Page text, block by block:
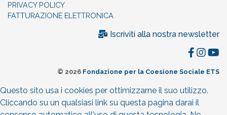
PRIVACY POLICY
FATTURAZIONE ELETTRONICA
Iscriviti alla nostra newsletter
© 2026 Fondazione per la Coesione Sociale ETS
Questo sito usa i cookies per ottimizzarne il suo utilizzo.
Cliccando su un qualsiasi link su questa pagina darai il